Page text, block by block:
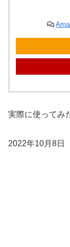
実際に使ってみ
2022年10月8